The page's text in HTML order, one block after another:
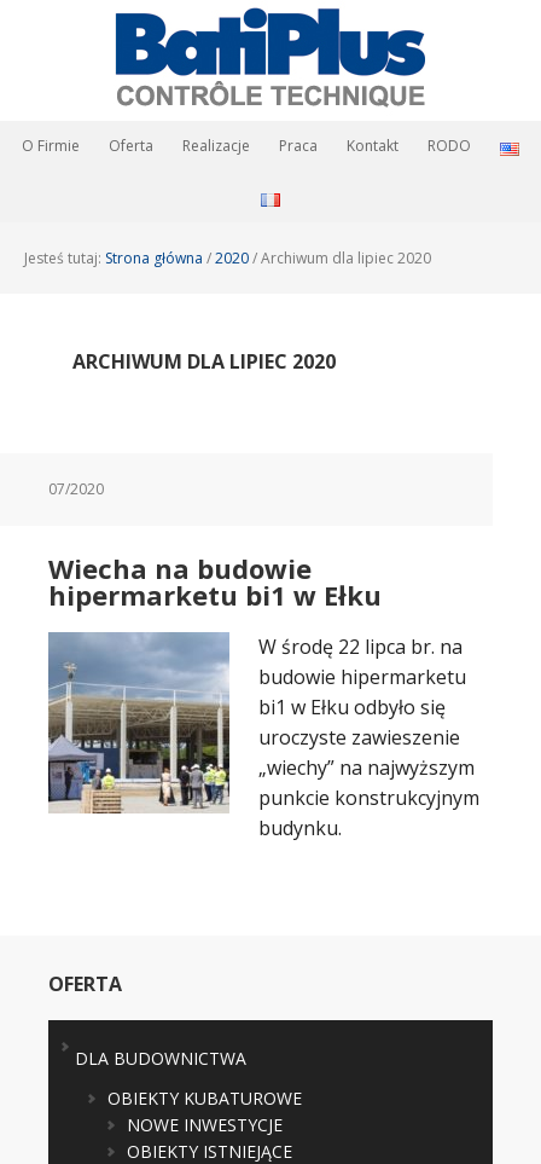
O Firmie Oferta Realizacje Praca Kontakt RODO
Jesteś tutaj: Strona główna /2020/Archiwum dla lipiec 2020
ARCHIWUM DLA LIPIEC 2020
07/2020
Wiecha na budowie
hipermarketu bi1 w Ełku
W środę 22 lipca br. na
budowie hipermarketu
bi1 w Ełku odbyło się
uroczyste zawieszenie
„wiechy” na najwyższym
punkcie konstrukcyjnym
budynku.
OFERTA
DLA BUDOWNICTWA
OBIEKTY KUBATUROWE
NOWE INWESTYCJE
OBIEKTY ISTNIEJĄCE